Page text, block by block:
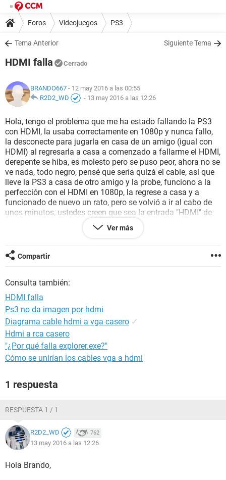
Foros Videojuegos PS3
Tema Anterior Siguiente Tema
HDMI falla Cerrado
BRANDO667 - 12 may 2016 a las 00:55
R2D2_WD
- 13 may 2016 a las 12:26
Hola, tengo el problema que me ha estado fallando la PS3
con HDMI, la usaba correctamente en 1080p y nunca fallo,
la desconecte para jugarla en casa de un amigo (igual con
HDMI) al regresarla a casa a comenzado a fallarme el HDMI,
derepente se hiba, es molesto pero se puso peor, ahora no se
ve nada, todo negro, pensé que sería quizá el cable, así que
lleve la PS3 a casa de otro amigo y la probe, funciono a la
perfección con el HDMI en 1080p, la regrese a casa y a
funcionado de nuevo un rato, pero se volvió a ir al cabo de
unos minutos, ustedes creen que sea la entrada "HDMI" de
mi Tv, si es así cuanto creen que cobren, decírmelo en
dólares, ya después yo lo traduzco a mi moneda, muchas
Ver más
Compartir
Consulta también:
HDMI falla
Ps3 no da imagen por hdmi
Diagrama cable hdmi a vga casero ✓
Hdmi a rca casero
"¿Por qué falla explorer.exe?"
Cómo se unirían los cables vga a hdmi
1 respuesta
RESPUESTA 1 / 1
R2D2_WD 762
13 may 2016 a las 12:26
Hola Brando,